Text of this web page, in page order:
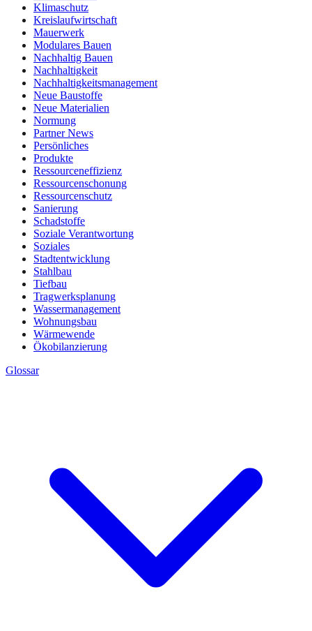
Klimaschutz
Kreislaufwirtschaft
Mauerwerk
Modulares Bauen
Nachhaltig Bauen
Nachhaltigkeit
Nachhaltigkeitsmanagement
Neue Baustoffe
Neue Materialien
Normung
Partner News
Persönliches
Produkte
Ressourceneffizienz
Ressourcenschonung
Ressourcenschutz
Sanierung
Schadstoffe
Soziale Verantwortung
Soziales
Stadtentwicklung
Stahlbau
Tiefbau
Tragwerksplanung
Wassermanagement
Wohnungsbau
Wärmewende
Ökobilanzierung
Glossar